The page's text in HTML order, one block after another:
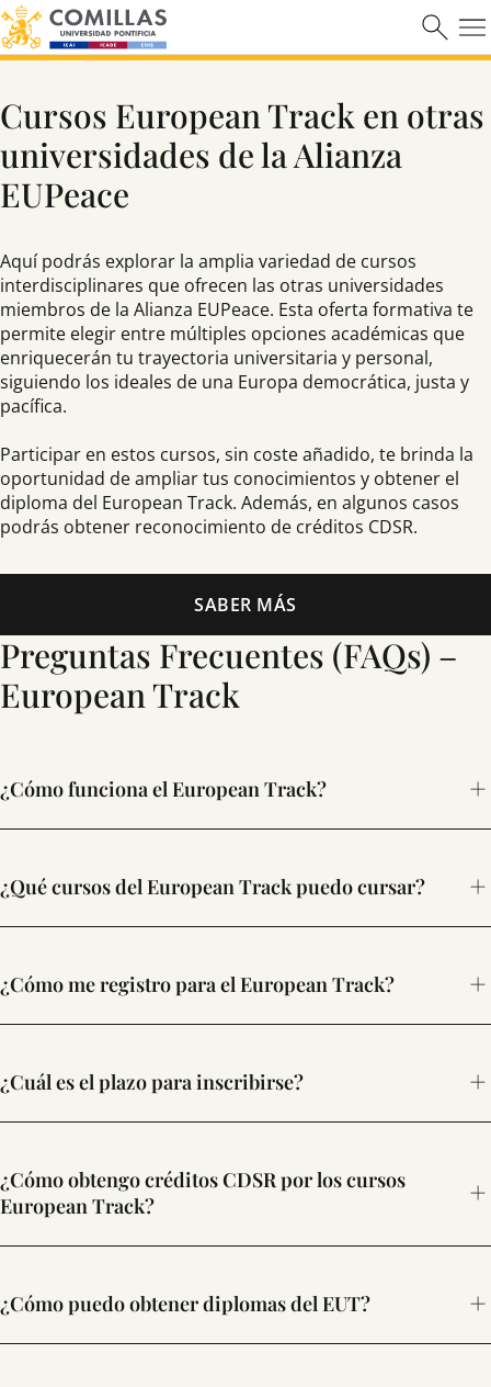
Máster en Ciberseguridad
Saber más
Cursos European Track en otras
universidades de la Alianza
EUPeace
Aquí podrás explorar la amplia variedad de cursos
interdisciplinares que ofrecen las otras universidades
miembros de la Alianza EUPeace. Esta oferta formativa te
permite elegir entre múltiples opciones académicas que
enriquecerán tu trayectoria universitaria y personal,
siguiendo los ideales de una Europa democrática, justa y
pacífica.
Participar en estos cursos, sin coste añadido, te brinda la
oportunidad de ampliar tus conocimientos y obtener el
diploma del European Track. Además, en algunos casos
podrás obtener reconocimiento de créditos CDSR.
SABER MÁS
Preguntas Frecuentes (FAQs) –
European Track
¿Cómo funciona el European Track?
página
aquí
¿Qué cursos del European Track puedo cursar?
¿Cómo me registro para el European Track?
aquí
transcriptsoficiales
¿Cuál es el plazo para inscribirse?
¿Cómo obtengo créditos CDSR por los cursos
European Track?
¿Cómo puedo obtener diplomas del EUT?